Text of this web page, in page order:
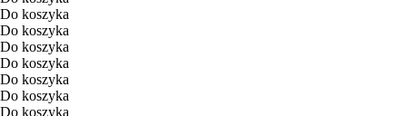
Do koszyka
Do koszyka
Do koszyka
Do koszyka
Do koszyka
Do koszyka
Do koszyka